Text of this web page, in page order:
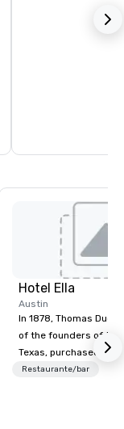
Hotel Ella
Austin
In 1878, Thomas
of the founders of the
Texas, purchased the
Hotel Ella now sits.
Restaurante/bar